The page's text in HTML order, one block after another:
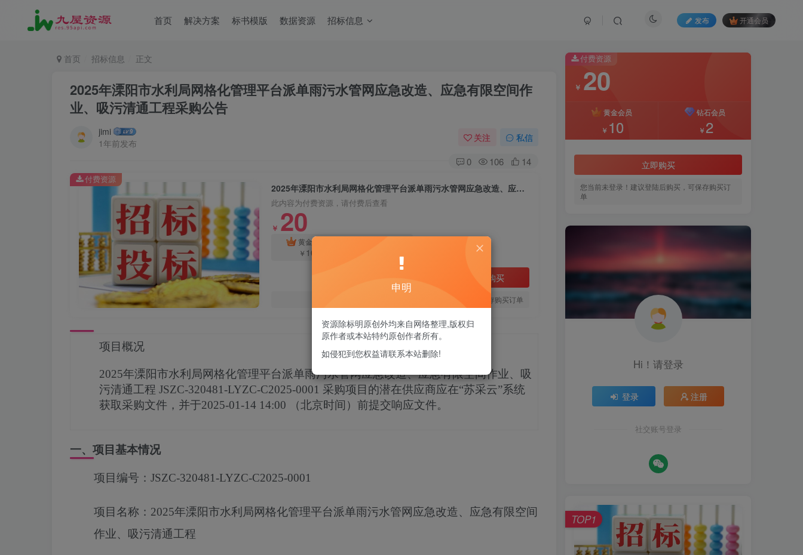
首页 解决方案 标书模版 数据资源 招标信息 发布 开通会员
首页 招标信息 正文
2025年溧阳市水利局网格化管理平台派单雨污水管网应急改造、应急有限空间作
业、吸污清通工程采购公告
jimi
1年前发布
关注 私信
0 106 14
2025年溧阳市水利局网格化管理平台派单雨污水管网应急改造、应急有限空间作业、吸污清通工程采购公告
此内容为付费资源，请付费后查看
￥ 20
黄金会员
￥ 10
立即购买
您当前未登录！建议登陆后购买，可保存购买订单
付费资源
项目概况
2025年溧阳市水利局网格化管理平台派单雨污水管网应急改造、应急有限空间作业、吸
污清通工程 JSZC-320481-LYZC-C2025-0001 采购项目的潜在供应商应在“苏采云”系统
获取采购文件，并于2025-01-14 14:00 （北京时间）前提交响应文件。
一、项目基本情况
项目编号： JSZC-320481-LYZC-C2025-0001
项目名称： 2025年溧阳市水利局网格化管理平台派单雨污水管网应急改造、应急有限空间
作业、吸污清通工程
付费资源
￥ 20
黄金会员
￥ 10
钻石会员
￥ 2
立即购买
您当前未登录！建议登陆后购买，可保存购买订
单
Hi！请登录
登录 注册
社交账号登录
TOP1
申明
资源除标明原创外均来自网络整理,版权归
原作者或本站特约原创作者所有。
如侵犯到您权益请联系本站删除!